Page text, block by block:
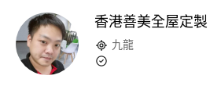
香港善美全屋定製
九龍